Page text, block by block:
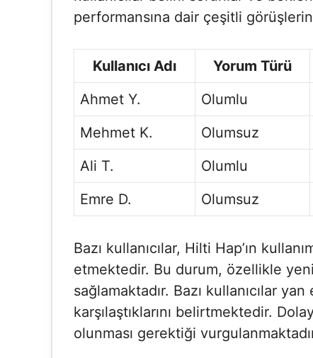
performansına dair çeşitli
Kullanıcı Adı Yorum Türü
Ahmet Y.
Olumlu
Mehmet K.
Olumsuz
Ali T.
Olumlu
Emre D.
Olumsuz
Bazı kullanıcılar, Hilti Hap’ın
etmektedir. Bu durum, özellikle
sağlamaktadır. Bazı kullanıcılar
karşılaştıklarını belirtmektedir.
olunması gerektiği